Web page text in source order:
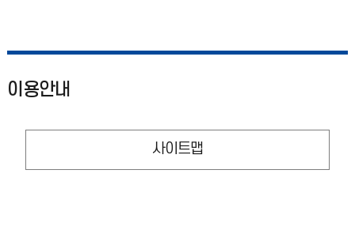
이용안내
사이트맵